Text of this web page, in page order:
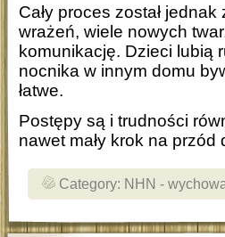
Cały proces został
wrażeń, wiele nowych
komunikację. Dzieci lubią
nocnika w innym domu
łatwe.
Postępy są i trudności
nawet mały krok na przód
Category: NHN -